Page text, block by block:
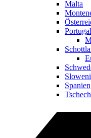
Malta
Portugal
Spanien